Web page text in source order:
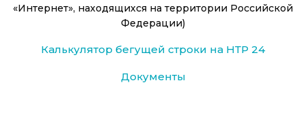
«Интернет», находящихся на территории Российской
Федерации)
Калькулятор бегущей строки на НТР 24
Документы